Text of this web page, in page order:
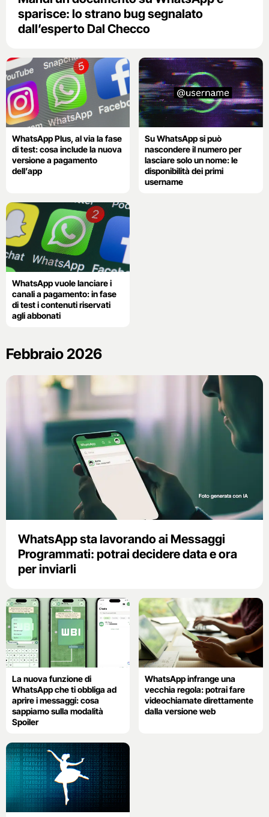
sparisce: lo strano bug segnalato
dall’esperto Dal Checco
WhatsApp Plus, al via la fase
di test: cosa include la nuova
versione a pagamento
dell’app
Su WhatsApp si può
nascondere il numero per
lasciare solo un nome: le
disponibilità dei primi
username
WhatsApp vuole lanciare i
canali a pagamento: in fase
di test i contenuti riservati
agli abbonati
Febbraio 2026
WhatsApp sta lavorando ai Messaggi
Programmati: potrai decidere data e ora
per inviarli
La nuova funzione di
WhatsApp che ti obbliga ad
aprire i messaggi: cosa
sappiamo sulla modalità
Spoiler
WhatsApp infrange una
vecchia regola: potrai fare
videochiamate direttamente
dalla versione web